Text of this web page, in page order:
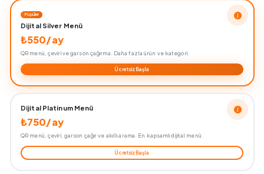
Popüler
Dijital Silver Menü
₺550/ay
QR menü, çeviri ve garson çağırma. Daha fazla ürün ve kategori.
Ücretsiz Başla
Dijital Platinum Menü
₺750/ay
QR menü, çeviri, garson çağır ve akıllı arama. En kapsamlı dijital menü.
Ücretsiz Başla